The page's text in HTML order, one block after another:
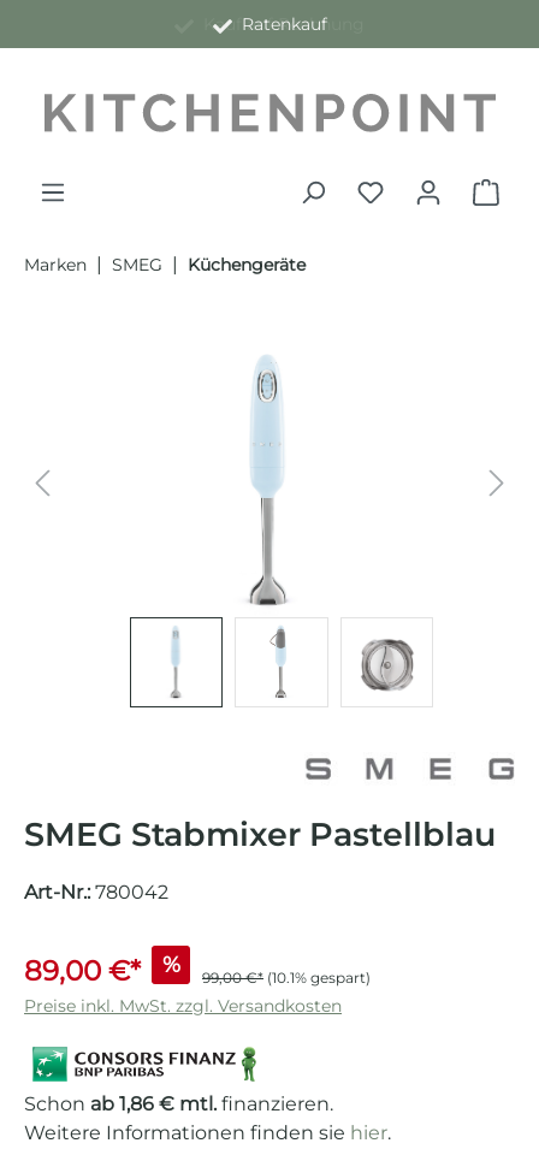
Ratenkauf
Kauf auf Rechnung
Marken | SMEG | Küchengeräte
Bildergalerie überspringen
SMEG Stabmixer Pastellblau
Art-Nr.: 780042
89,00 €* % 99,00 €* (10.1% gespart)
Preise inkl. MwSt. zzgl. Versandkosten
Schon ab 1,86 € mtl. finanzieren.
Weitere Informationen finden sie hier.